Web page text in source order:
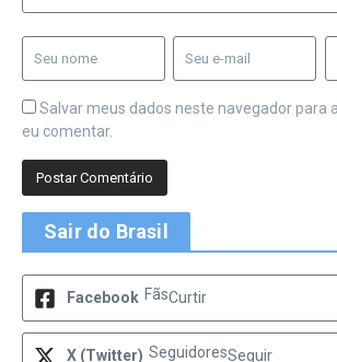
Salvar meus dados neste navegador para
eu comentar.
Sair do Brasil
Facebook FãsCurtir
X (Twitter) SeguidoresSeguir